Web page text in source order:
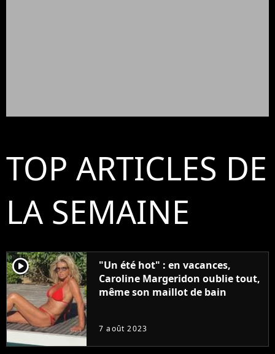
TOP ARTICLES DE
LA SEMAINE
player2
"Un été hot" : en vacances,
Caroline Margeridon oublie tout,
même son maillot de bain
7 août 2023